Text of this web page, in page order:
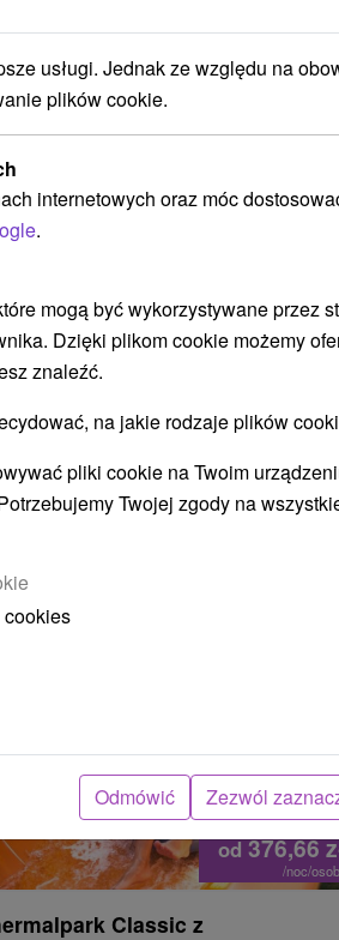
w uzdrowisku w sercu Gór
Pełne Wyżywienie
2 zabiegi na dobę, nielimitowany wstęp do
od długości pobytu.
(6) Považský Inovec(6) Sĺňava(6)
od439,48
Zniżka 14
od376,66
/noc/
Classic z
usługi. Jednak ze względu na
plików cookie.
internetowych oraz móc
.
mogą być wykorzystywane przez
Dzięki plikom cookie możemy
znaleźć.
na jakie rodzaje plików
pliki cookie na Twoim
Twojej zgody na
Odmówić Zezwól